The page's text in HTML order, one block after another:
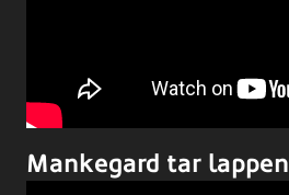
Mankegard tar lappen